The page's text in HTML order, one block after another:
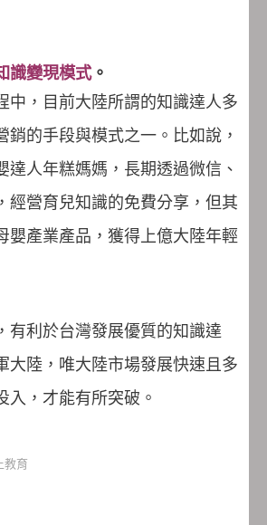
識變現模式。
中，目前大陸所謂的知識達人多
銷的手段與模式之一。比如說，
達人年糕媽媽，長期透過微信、
經營育兒知識的免費分享，但其
嬰產業產品，獲得上億大陸年輕
有利於台灣發展優質的知識達
大陸，唯大陸市場發展快速且多
入，才能有所突破。
教育